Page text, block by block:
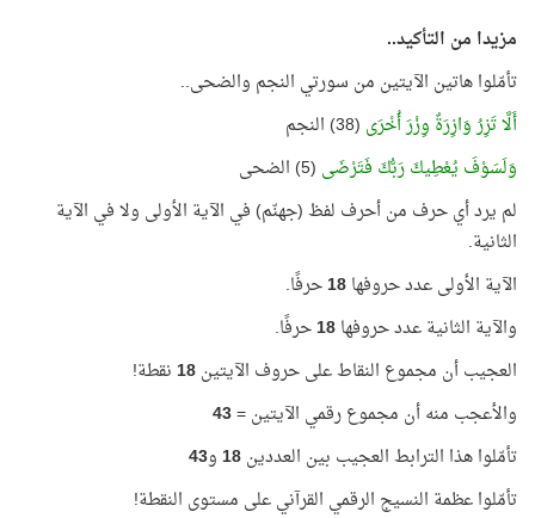
مزيدا من التأكيد..
تأمّلوا هاتين الآيتين من سورتي النجم والضحى..
أَلَّا تَزِرُ وَازِرَةٌ وِزْرَ أُخْرَى (38) النجم
وَلَسَوْفَ يُعْطِيكَ رَبُّكَ فَتَرْضَى (5) الضحى
لم يرد أي حرف من أحرف لفظ (جهنّم) في الآية الأولى ولا في الآية
الثانية.
الآية الأولى عدد حروفها18حرفًا.
والآية الثانية عدد حروفها18حرفًا.
العجيب أن مجموع النقاط على حروف الآيتين18نقطة!
والأعجب منه أن مجموع رقمي الآيتين =43
تأمّلوا هذا الترابط العجيب بين العددين18و43
تأمّلوا عظمة النسيج الرقمي القرآني على مستوى النقطة!